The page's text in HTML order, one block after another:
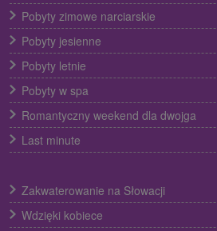
Pobyty zimowe narciarskie
Pobyty jesienne
Pobyty letnie
Pobyty w spa
Romantyczny weekend dla dwojga
Last minute
Zakwaterowanie na Słowacji
Wdzięki kobiece